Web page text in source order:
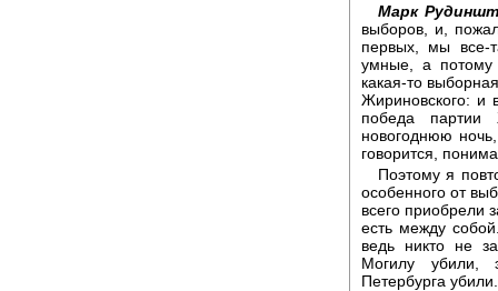
Марк
выборов, и,
первых, мы все-
умные, а потому
какая-то
Жириновского: и
победа партии
новогоднюю
говорится,
Поэтому я
особенного от
всего приобрели
есть между
ведь никто не
Могилу убили,
Петербурга